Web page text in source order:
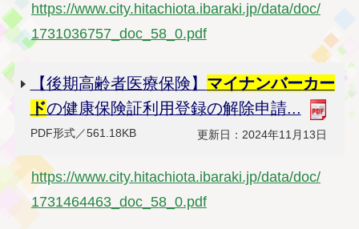
https://www.city.hitachiota.ibaraki.jp/data/doc/
1731036757_doc_58_0.pdf
【後期高齢者医療保険】 マイナンバーカー
ドの健康保険証利用登録の解除申請...
PDF形式／561.18KB 更新日：2024年11月13日
https://www.city.hitachiota.ibaraki.jp/data/doc/
1731464463_doc_58_0.pdf